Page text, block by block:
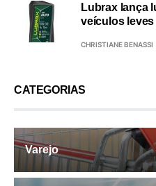
Lubrax lança
veículos leves
CHRISTIANE BENASSI
CATEGORIAS
Varejo